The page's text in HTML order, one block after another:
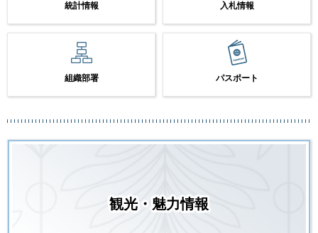
統計情報 入札情報
組織部署 パスポート
観光・魅力情報